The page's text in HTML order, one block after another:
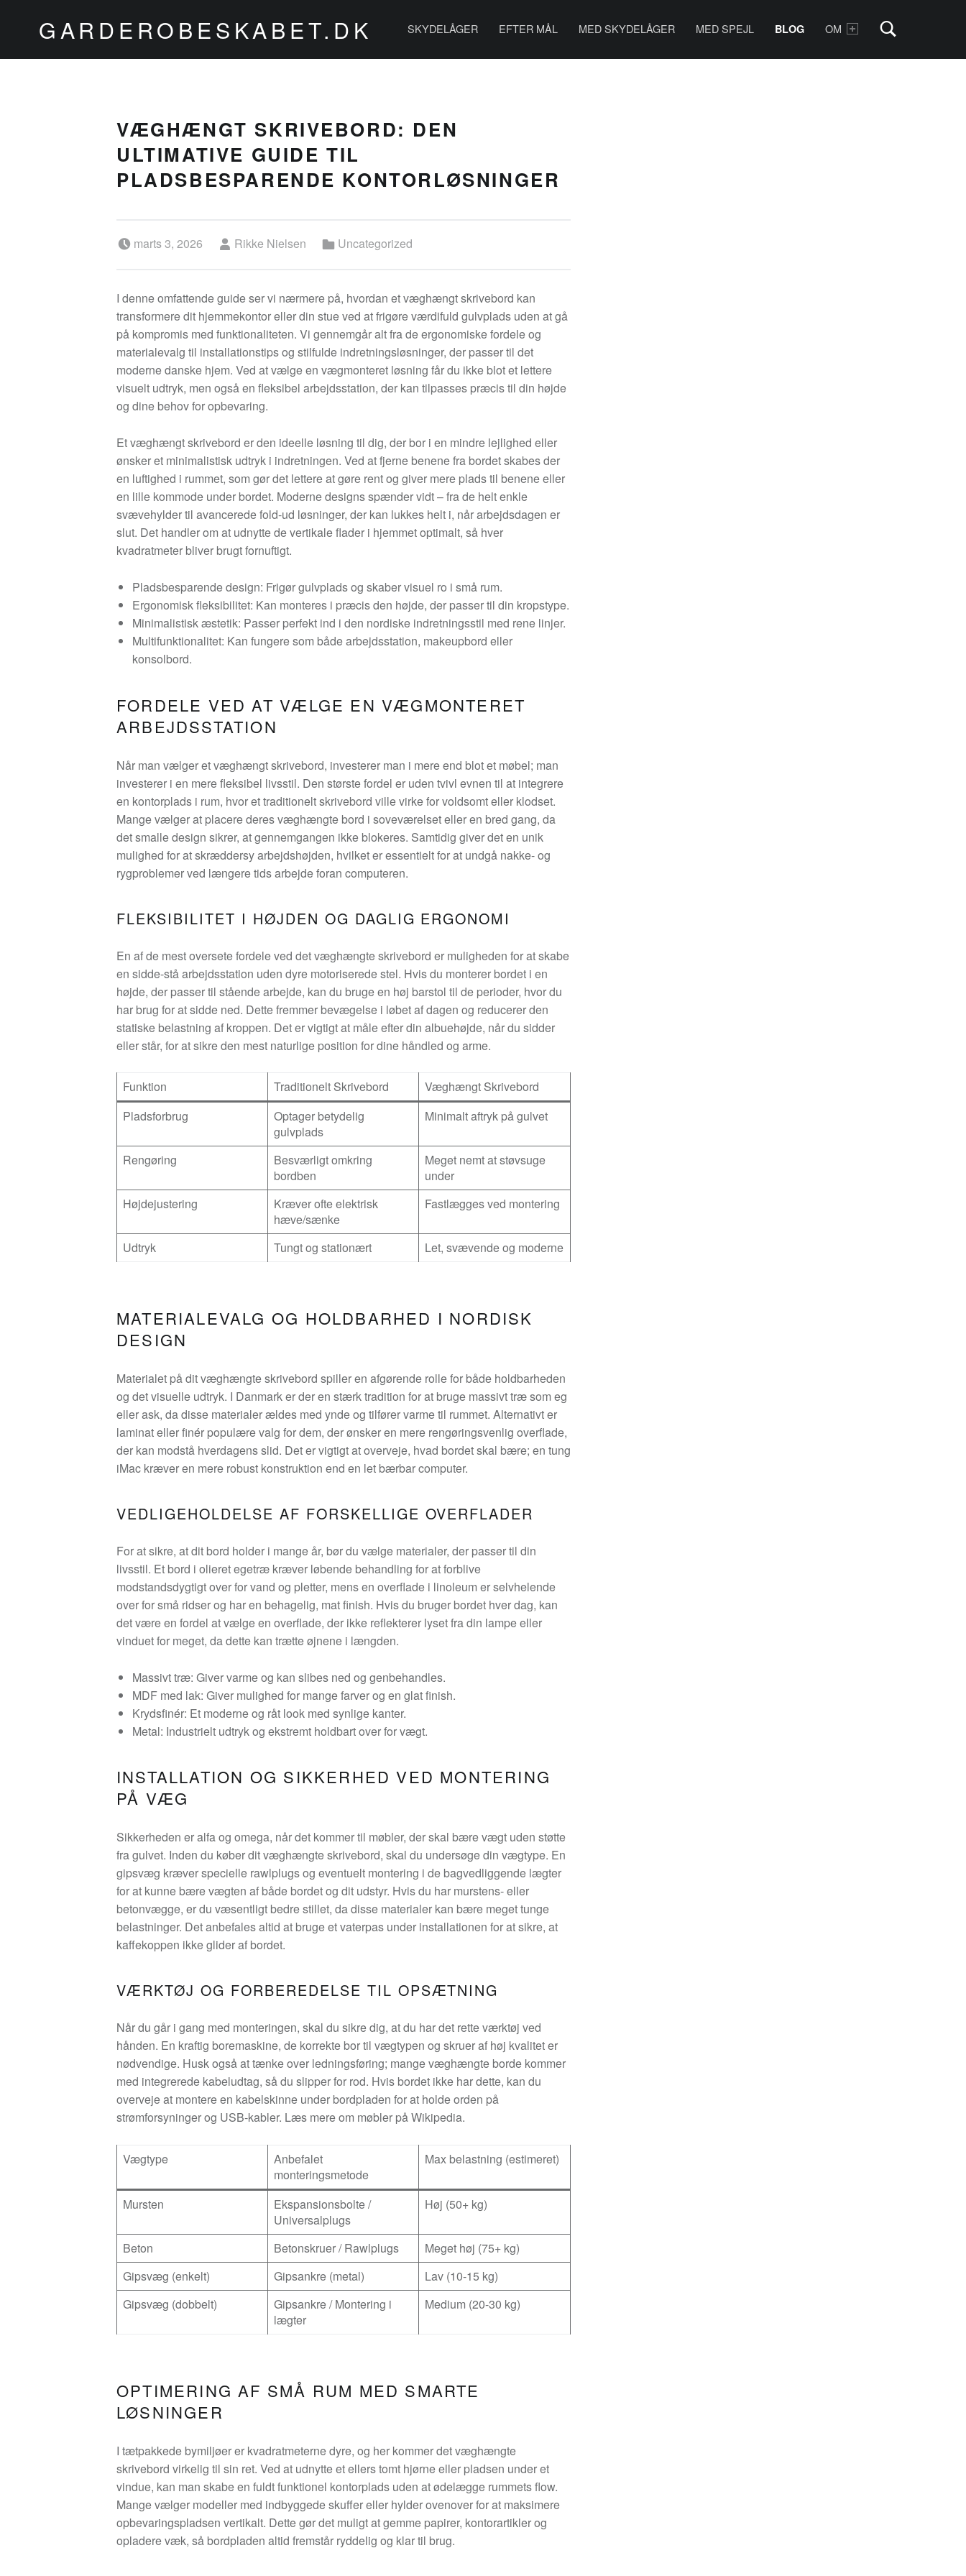
GARDEROBESKABET.DK SKYDELÅGER EFTER MÅL MED SKYDELÅGER MED SPEJL BLOG OM
VÆGHÆNGT SKRIVEBORD: DEN
ULTIMATIVE GUIDE TIL
PLADSBESPARENDE KONTORLØSNINGER
marts 3, 2026 Rikke Nielsen Uncategorized
I denne omfattende guide ser vi nærmere på, hvordan et væghængt skrivebord kan
transformere dit hjemmekontor eller din stue ved at frigøre værdifuld gulvplads uden at gå
på kompromis med funktionaliteten. Vi gennemgår alt fra de ergonomiske fordele og
materialevalg til installationstips og stilfulde indretningsløsninger, der passer til det
moderne danske hjem. Ved at vælge en vægmonteret løsning får du ikke blot et lettere
visuelt udtryk, men også en fleksibel arbejdsstation, der kan tilpasses præcis til din højde
og dine behov for opbevaring.
Et væghængt skrivebord er den ideelle løsning til dig, der bor i en mindre lejlighed eller
ønsker et minimalistisk udtryk i indretningen. Ved at fjerne benene fra bordet skabes der
en luftighed i rummet, som gør det lettere at gøre rent og giver mere plads til benene eller
en lille kommode under bordet. Moderne designs spænder vidt – fra de helt enkle
svævehylder til avancerede fold-ud løsninger, der kan lukkes helt i, når arbejdsdagen er
slut. Det handler om at udnytte de vertikale flader i hjemmet optimalt, så hver
kvadratmeter bliver brugt fornuftigt.
Pladsbesparende design: Frigør gulvplads og skaber visuel ro i små rum.
Ergonomisk fleksibilitet: Kan monteres i præcis den højde, der passer til din kropstype.
Minimalistisk æstetik: Passer perfekt ind i den nordiske indretningsstil med rene linjer.
Multifunktionalitet: Kan fungere som både arbejdsstation, makeupbord eller
konsolbord.
FORDELE VED AT VÆLGE EN VÆGMONTERET
ARBEJDSSTATION
Når man vælger et væghængt skrivebord, investerer man i mere end blot et møbel; man
investerer i en mere fleksibel livsstil. Den største fordel er uden tvivl evnen til at integrere
en kontorplads i rum, hvor et traditionelt skrivebord ville virke for voldsomt eller klodset.
Mange vælger at placere deres væghængte bord i soveværelset eller en bred gang, da
det smalle design sikrer, at gennemgangen ikke blokeres. Samtidig giver det en unik
mulighed for at skræddersy arbejdshøjden, hvilket er essentielt for at undgå nakke- og
rygproblemer ved længere tids arbejde foran computeren.
FLEKSIBILITET I HØJDEN OG DAGLIG ERGONOMI
En af de mest oversete fordele ved det væghængte skrivebord er muligheden for at skabe
en sidde-stå arbejdsstation uden dyre motoriserede stel. Hvis du monterer bordet i en
højde, der passer til stående arbejde, kan du bruge en høj barstol til de perioder, hvor du
har brug for at sidde ned. Dette fremmer bevægelse i løbet af dagen og reducerer den
statiske belastning af kroppen. Det er vigtigt at måle efter din albuehøjde, når du sidder
eller står, for at sikre den mest naturlige position for dine håndled og arme.
Funktion Traditionelt Skrivebord
Væghængt Skrivebord
Pladsforbrug
Optager betydelig
gulvplads
Minimalt aftryk på gulvet
Rengøring
Besværligt omkring
bordben
Meget nemt at støvsuge
under
Højdejustering
Kræver ofte elektrisk
hæve/sænke
Fastlægges ved montering
Udtryk Tungt og stationært Let, svævende og moderne
MATERIALEVALG OG HOLDBARHED I NORDISK
DESIGN
Materialet på dit væghængte skrivebord spiller en afgørende rolle for både holdbarheden
og det visuelle udtryk. I Danmark er der en stærk tradition for at bruge massivt træ som eg
eller ask, da disse materialer ældes med ynde og tilfører varme til rummet. Alternativt er
laminat eller finér populære valg for dem, der ønsker en mere rengøringsvenlig overflade,
der kan modstå hverdagens slid. Det er vigtigt at overveje, hvad bordet skal bære; en tung
iMac kræver en mere robust konstruktion end en let bærbar computer.
VEDLIGEHOLDELSE AF FORSKELLIGE OVERFLADER
For at sikre, at dit bord holder i mange år, bør du vælge materialer, der passer til din
livsstil. Et bord i olieret egetræ kræver løbende behandling for at forblive
modstandsdygtigt over for vand og pletter, mens en overflade i linoleum er selvhelende
over for små ridser og har en behagelig, mat finish. Hvis du bruger bordet hver dag, kan
det være en fordel at vælge en overflade, der ikke reflekterer lyset fra din lampe eller
vinduet for meget, da dette kan trætte øjnene i længden.
Massivt træ: Giver varme og kan slibes ned og genbehandles.
MDF med lak: Giver mulighed for mange farver og en glat finish.
Krydsfinér: Et moderne og råt look med synlige kanter.
Metal: Industrielt udtryk og ekstremt holdbart over for vægt.
INSTALLATION OG SIKKERHED VED MONTERING
PÅ VÆG
Sikkerheden er alfa og omega, når det kommer til møbler, der skal bære vægt uden støtte
fra gulvet. Inden du køber dit væghængte skrivebord, skal du undersøge din vægtype. En
gipsvæg kræver specielle rawlplugs og eventuelt montering i de bagvedliggende lægter
for at kunne bære vægten af både bordet og dit udstyr. Hvis du har murstens- eller
betonvægge, er du væsentligt bedre stillet, da disse materialer kan bære meget tunge
belastninger. Det anbefales altid at bruge et vaterpas under installationen for at sikre, at
kaffekoppen ikke glider af bordet.
VÆRKTØJ OG FORBEREDELSE TIL OPSÆTNING
Når du går i gang med monteringen, skal du sikre dig, at du har det rette værktøj ved
hånden. En kraftig boremaskine, de korrekte bor til vægtypen og skruer af høj kvalitet er
nødvendige. Husk også at tænke over ledningsføring; mange væghængte borde kommer
med integrerede kabeludtag, så du slipper for rod. Hvis bordet ikke har dette, kan du
overveje at montere en kabelskinne under bordpladen for at holde orden på
strømforsyninger og USB-kabler. Læs mere om møbler på Wikipedia.
Vægtype
Anbefalet
monteringsmetode
Max belastning (estimeret)
Mursten
Ekspansionsbolte /
Universalplugs
Høj (50+ kg)
Beton Betonskruer / Rawlplugs
Meget høj (75+ kg)
Gipsvæg (enkelt)
Gipsankre (metal)
Lav (10-15 kg)
Gipsvæg (dobbelt)
Gipsankre / Montering i
lægter
Medium (20-30 kg)
OPTIMERING AF SMÅ RUM MED SMARTE
LØSNINGER
I tætpakkede bymiljøer er kvadratmeterne dyre, og her kommer det væghængte
skrivebord virkelig til sin ret. Ved at udnytte et ellers tomt hjørne eller pladsen under et
vindue, kan man skabe en fuldt funktionel kontorplads uden at ødelægge rummets flow.
Mange vælger modeller med indbyggede skuffer eller hylder ovenover for at maksimere
opbevaringspladsen vertikalt. Dette gør det muligt at gemme papirer, kontorartikler og
opladere væk, så bordpladen altid fremstår ryddelig og klar til brug.